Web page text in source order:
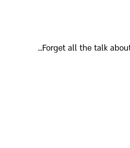
Forget all the talk